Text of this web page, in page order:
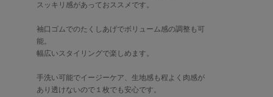
スッキリ感があっておススメです。
袖口ゴムでのたくしあげでボリューム感の調整も可
能。
幅広いスタイリングで楽しめます。
手洗い可能でイージーケア、生地感も程よく肉感が
あり透けないので１枚でも安心です。